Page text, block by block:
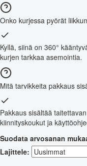
Onko kurjessa pyörät
Kyllä, siinä on 360°
kurjen tarkkaa asemointia.
Mitä tarvikkeita pakkaus
Pakkaus sisältää
kiinnityskoukut ja
Suodata arvosanan
Lajittele: